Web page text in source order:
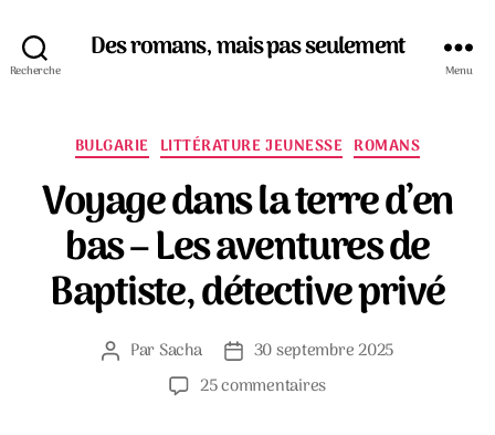
Recherche
Des romans, mais pas seulement
Menu
Catégories
BULGARIE LITTÉRATURE JEUNESSE ROMANS
Voyage dans la terre d’en
bas – Les aventures de
Baptiste, détective privé
Auteur
ParSacha
Date
de
l’article
30 septembre 2025
25 commentairessur